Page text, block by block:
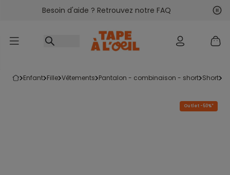
Accéder au contenu
Besoin d'aide ? Retrouvez notre FAQ
enfant fille vêtements pantalon - combinaison - short short
Outlet -50%*